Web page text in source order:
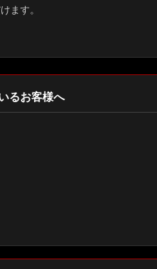
ます。
るお客様へ